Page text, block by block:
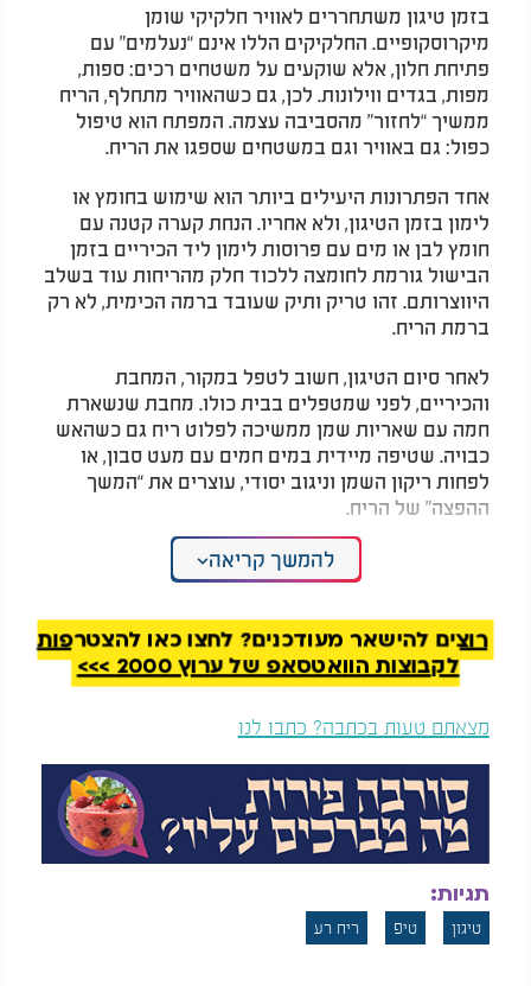
בזמן טיגון משתחררים לאוויר חלקיקי שומן
מיקרוסקופיים. החלקיקים הללו אינם “נעלמים” עם
פתיחת חלון, אלא שוקעים על משטחים רכים: ספות,
מפות, בגדים ווילונות. לכן, גם כשהאוויר מתחלף, הריח
ממשיך “לחזור” מהסביבה עצמה. המפתח הוא טיפול
כפול: גם באוויר וגם במשטחים שספגו את הריח.
אחד הפתרונות היעילים ביותר הוא שימוש בחומץ או
לימון בזמן הטיגון, ולא אחריו. הנחת קערה קטנה עם
חומץ לבן או מים עם פרוסות לימון ליד הכיריים בזמן
הבישול גורמת לחומצה ללכוד חלק מהריחות עוד בשלב
היווצרותם. זהו טריק ותיק שעובד ברמה הכימית, לא רק
ברמת הריח.
לאחר סיום הטיגון, חשוב לטפל במקור, המחבת
והכיריים, לפני שמטפלים בבית כולו. מחבת שנשארת
חמה עם שאריות שמן ממשיכה לפלוט ריח גם כשהאש
כבויה. שטיפה מיידית במים חמים עם מעט סבון, או
לפחות ריקון השמן וניגוב יסודי, עוצרים את “המשך
ההפצה” של הריח.
המלצות נוספות
נזרק? זה הסדר שיחזיק
באמת - יחסוך זמן,
וכסף
שוב: הסכנה השקטה
שמסתתרת בתנור
שלב נוסף, שרבים מדלגים עליו, הוא ניקוי נקודתי של
אזורים סופגי ריח. מעבר מהיר עם מטלית לחה (מים
וחומץ או מים עם מעט סודה לשתייה) על השיש, שולחן
סמוך ואפילו ידיות ארונות, יכול לצמצם משמעותית את
חזרת הריח. לא צריך ניקיון יסודי, אלא נטרול ממוקד.
להמשך קריאה
רוצים להישאר מעודכנים? לחצו כאן להצטרפות
לקבוצות הוואטסאפ של ערוץ 2000 >>>
מצאתם טעות בכתבה? כתבו לנו
תגיות:
טיגון טיפ ריח רע